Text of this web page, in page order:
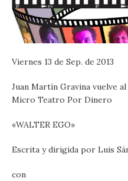
Viernes 13 de Sep. de 2013
Juan Martín Gravina vuelve al
Micro Teatro Por Dinero
«WALTER EGO»
Escrita y dirigida por Luis
con